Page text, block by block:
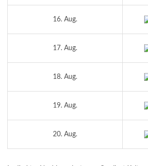
16. Aug.
17. Aug.
18. Aug.
19. Aug.
20. Aug.